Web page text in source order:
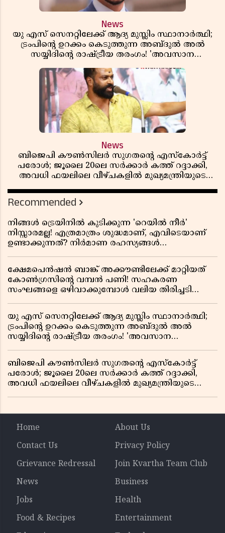
News
യു എസ് സെനറ്റിലേക്ക് ആദ്യ മുസ്ലിം സ്ഥാനാർത്ഥി;
ട്രംപിന്റെ ഉറക്കം കെടുത്തുന്ന അബ്ദുൽ അൽ
സയ്യിദിന്റെ രാഷ്ട്രീയ തരംഗം! 'അവസാന
News
ബിജെപി കൗൺസിലർ സുഗതന്റെ എസ്‌കോർട്ട്
പരോൾ; ജൂലൈ 20ലെ സർക്കാർ കത്ത് റദ്ദാക്കി,
അവധി ഫയലിലെ വീഴ്ചകളിൽ മുഖ്യമന്ത്രിയുടെ
Recommended
നിങ്ങൾ ട്രെയിനിൽ കുടിക്കുന്ന 'റെയിൽ നീർ'
നിസ്സാരമല്ല! എത്രമാത്രം ശുദ്ധമാണ്, എവിടെയാണ്
ഉണ്ടാക്കുന്നത്? നിർമാണ രഹസ്യങ്ങൾ
ക്ഷേമപെൻഷൻ ബാങ്ക് അക്കൗണ്ടിലേക്ക് മാറ്റിയത്
കോൺഗ്രസിന്റെ വമ്പൻ പണി! സഹകരണ
സംഘങ്ങളെ ഒഴിവാക്കുമ്പോൾ വലിയ തിരിച്ചടി
യു എസ് സെനറ്റിലേക്ക് ആദ്യ മുസ്ലിം സ്ഥാനാർത്ഥി;
ട്രംപിന്റെ ഉറക്കം കെടുത്തുന്ന അബ്ദുൽ അൽ
സയ്യിദിന്റെ രാഷ്ട്രീയ തരംഗം! 'അവസാന
ബിജെപി കൗൺസിലർ സുഗതന്റെ എസ്‌കോർട്ട്
പരോൾ; ജൂലൈ 20ലെ സർക്കാർ കത്ത് റദ്ദാക്കി,
അവധി ഫയലിലെ വീഴ്ചകളിൽ മുഖ്യമന്ത്രിയുടെ
Home
About Us
Contact Us
Privacy Policy
Grievance Redressal
Join Kvartha Team Club
News
Business
Jobs
Health
Food & Recipes
Entertainment